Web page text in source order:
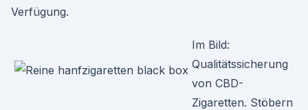
Verfügung.
Im Bild:
Qualitätssicherung
von CBD-
Zigaretten. Stöbern